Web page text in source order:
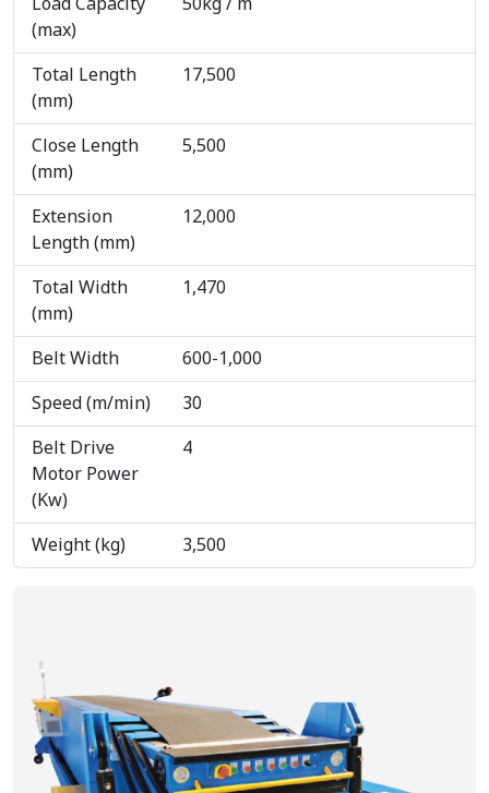
(max)
Total Length
(mm)
17,500
Close Length
(mm)
5,500
Extension
Length (mm)
12,000
Total Width
(mm)
1,470
Belt Width
600-1,000
Speed (m/min)
30
Belt Drive
Motor Power
(Kw)
4
Weight (kg) 3,500